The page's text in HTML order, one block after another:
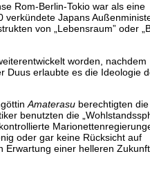
Rom-Berlin-Tokio war als eine
verkündete Japans
von „Lebensraum” oder
worden, nachdem
Duus erlaubte es die Ideologie
Amaterasu berechtigten die
benutzten die
oder gar keine Rücksicht auf
Erwartung einer helleren Zukunft